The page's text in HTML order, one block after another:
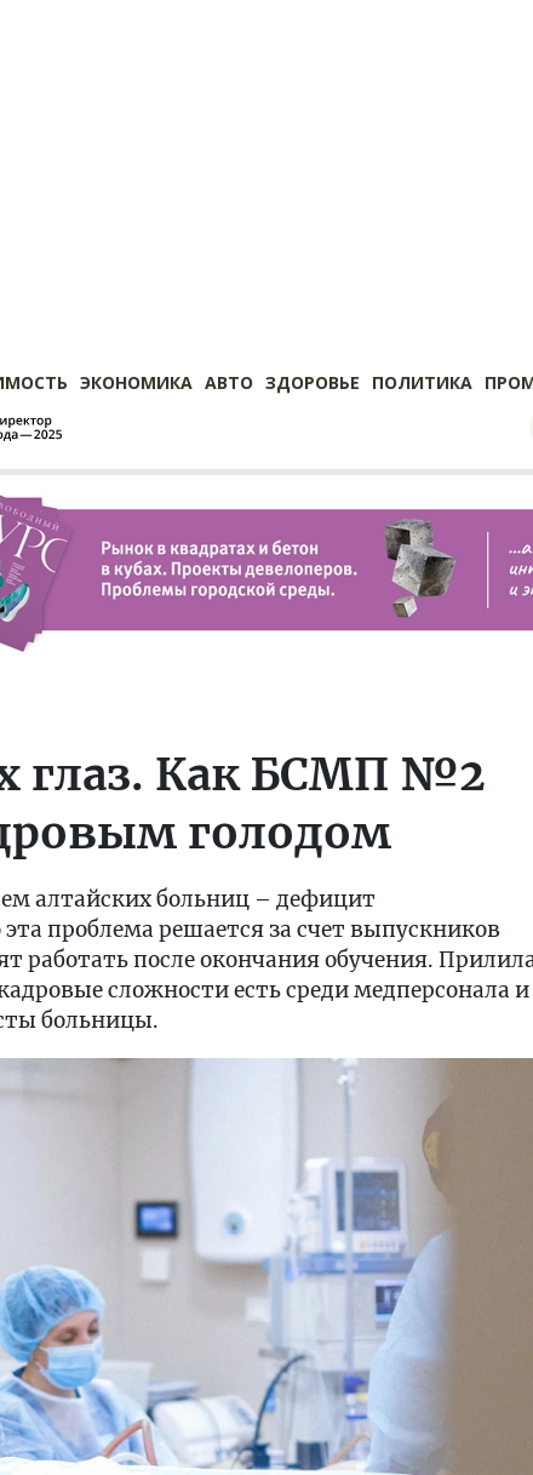
ЭКОНОМИКА АВТО ЗДОРОВЬЕ ПОЛИТИКА
глаз. Как БСМП №2
голодом
алтайских больниц – дефицит
проблема решается за счет выпускников
работать после окончания обучения.
сложности есть среди медперсонала и
больницы.